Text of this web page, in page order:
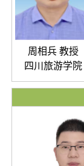
周相兵 教授
四川旅游学院